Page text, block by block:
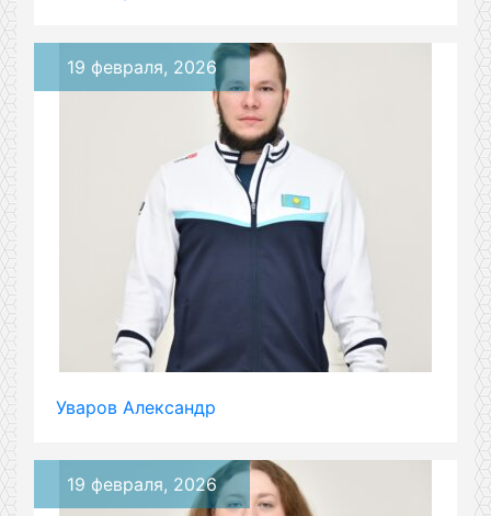
Уваров Александр
19 февраля, 2026
19 февраля, 2026